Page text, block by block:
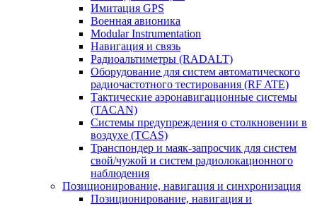
Имитация GPS
Военная авионика
Modular Instrumentation
Навигация и связь
Радиоальтиметры (RADALT)
Оборудование для систем автоматического
радиочастотного тестирования (RF ATE)
Тактические аэронавигационные системы
(TACAN)
Системы предупреждения о столкновении в
воздухе (TCAS)
Транспондер и маяк-запросчик для систем
свой/чужой и систем радиолокационного
наблюдения
Позиционирование, навигация и синхронизация
Позиционирование, навигация и